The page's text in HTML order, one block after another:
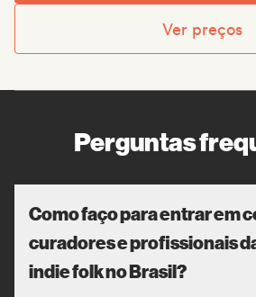
Ver preços
Perguntas
Como faço para entrar em
curadores e profissionais
indie folk no Brasil?